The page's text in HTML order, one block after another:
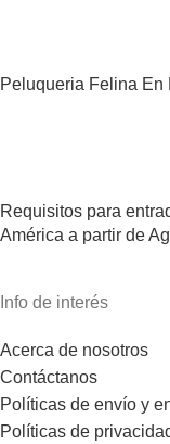
Peluqueria Felina En
Requisitos para
América a partir de
Info de interés
Acerca de nosotros
Contáctanos
Políticas de envío y
Políticas de